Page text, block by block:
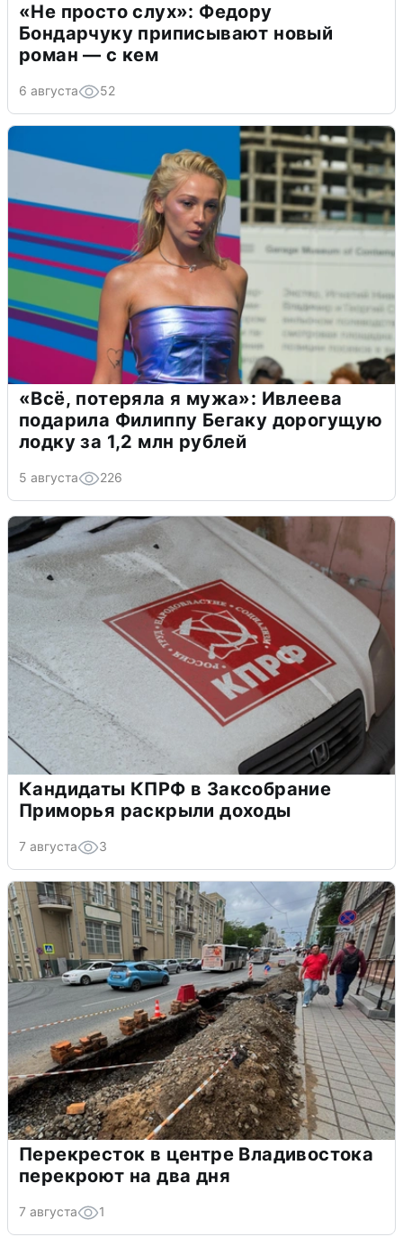
«Не просто слух»: Федору
Бондарчуку приписывают новый
роман — с кем
6 августа 52
«Всё, потеряла я мужа»: Ивлеева
подарила Филиппу Бегаку дорогущую
лодку за 1,2 млн рублей
5 августа 226
Кандидаты КПРФ в Заксобрание
Приморья раскрыли доходы
7 августа 3
Перекресток в центре Владивостока
перекроют на два дня
7 августа 1